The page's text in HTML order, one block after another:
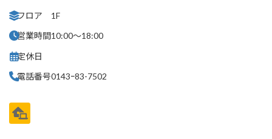
フロア
1F
営業時間10:00～18:00
定休日
電話番号0143ｰ83-7502